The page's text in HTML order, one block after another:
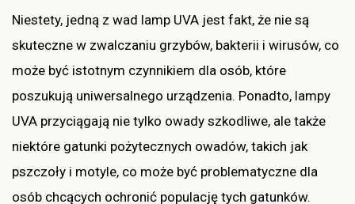
Niestety, jedną z wad lamp UVA jest fakt, że nie są
skuteczne w zwalczaniu grzybów, bakterii i wirusów, co
może być istotnym czynnikiem dla osób, które
poszukują uniwersalnego urządzenia. Ponadto, lampy
UVA przyciągają nie tylko owady szkodliwe, ale także
niektóre gatunki pożytecznych owadów, takich jak
pszczoły i motyle, co może być problematyczne dla
osób chcących ochronić populację tych gatunków.